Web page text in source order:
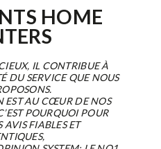
HOME
IL CONTRIBUE À
DU SERVICE QUE NOUS
EST AU CŒUR DE NOS
POURQUOI POUR
AVIS FIABLES ET